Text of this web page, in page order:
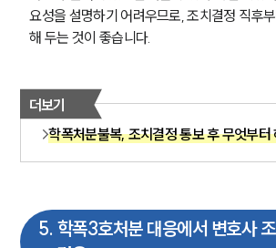
요성을 설명하기 어려우므로, 조치결정 직후
해 두는 것이 좋습니다.
더보기
학폭처분불복, 조치결정 통보 후 무엇부터
5. 학폭3호처분 대응에서 변호사